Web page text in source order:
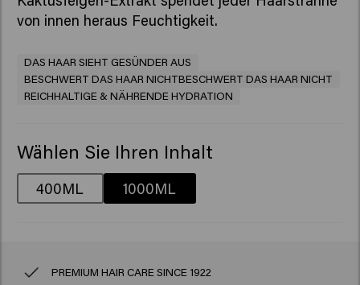
von innen heraus Feuchtigkeit.
DAS HAAR SIEHT GESÜNDER AUS
BESCHWERT DAS HAAR NICHTBESCHWERT DAS HAAR NICHT
REICHHALTIGE & NÄHRENDE HYDRATION
Wählen Sie Ihren Inhalt
400ML 1000ML
PREMIUM HAIR CARE SINCE 1922